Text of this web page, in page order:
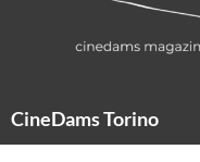
CineDams Torino